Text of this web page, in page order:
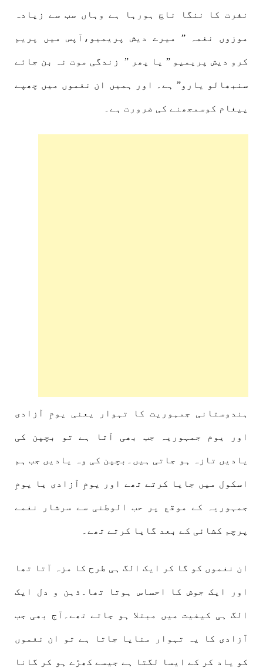
نفرت کا ننگا ناچ ہورہا ہے وہاں سب سے زیادہ
موزوں نغمہ ” میرے دیش پریمیو،آپس میں پریم
کرو دیش پریمیو ” یا پھر ” زندگی موت نہ بن جائے
سنبھالو یارو” ہے۔ اور ہمیں ان نغموں میں چھپے
پیغام کوسمجھنے کی ضرورت ہے۔
ہندوستانی جمہوریت کا تہوار یعنی یومِ آزادی
اور یوم جمہوریہ جب بھی آتا ہے تو بچپن کی
یادیں تازہ ہو جاتی ہیں۔بچپن کی وہ یادیں جب ہم
اسکول میں جایا کرتے تھے اور یومِ آزادی یا یومِ
جمہوریہ کے موقع پر حب الوطنی سے سرشار نغمے
پرچم کشائی کے بعد گایا کرتے تھے۔
ان نغموں کو گا کر ایک الگ ہی طرح کا مزہ آتا تھا
اور ایک جوش کا احساس ہوتا تھا۔ذہن و دل ایک
الگ ہی کیفیت میں مبتلا ہو جاتے تھے۔آج بھی جب
آزادی کا یہ تہوار منایا جاتا ہے تو ان نغموں
کو یاد کر کے ایسا لگتا ہے جیسے کھڑے ہو کر گانا